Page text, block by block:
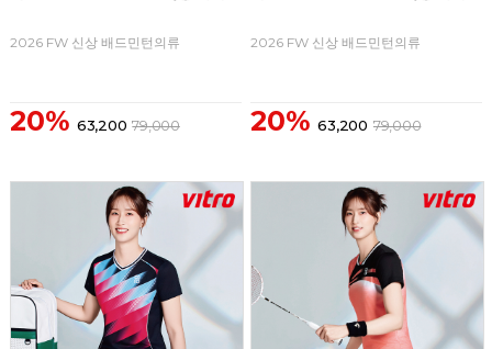
2026 FW 신상 배드민턴의류
20% 63,200 79,000
2026 FW 신상 배드민턴의류
20% 63,200 79,000